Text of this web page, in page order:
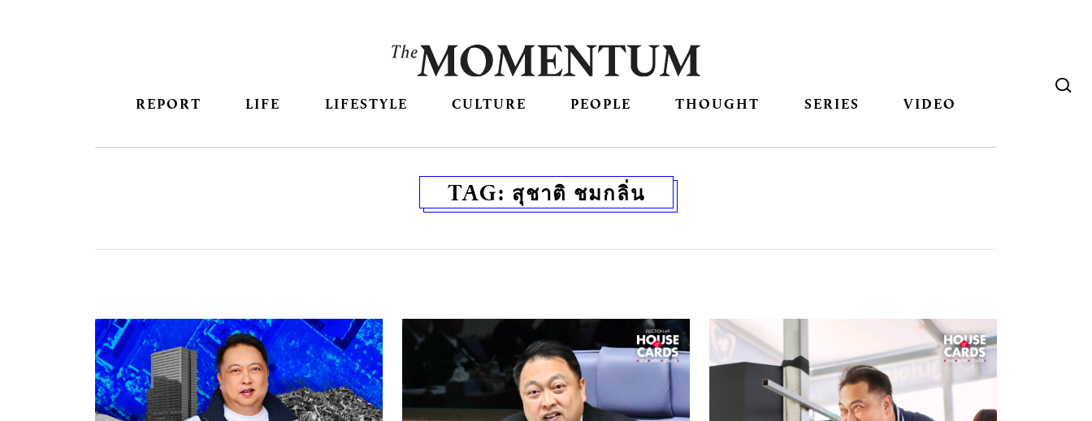
REPORT LIFE LIFESTYLE CULTURE PEOPLE THOUGHT SERIES VIDEO
TAG: สุชาติ ชมกลิ่น